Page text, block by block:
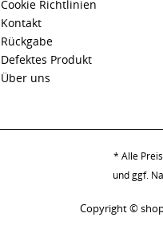
Cookie Richtlinien
Kontakt
Rückgabe
Defektes Produkt
Über uns
* Alle
und ggf.
Copyright ©